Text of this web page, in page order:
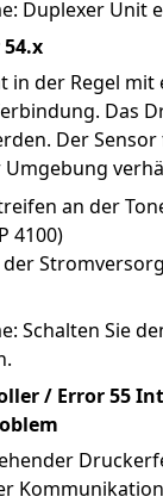
Duplexer Unit
in der Regel mit
Das
Der
an der
4100)
Schalten Sie
/ Error 55